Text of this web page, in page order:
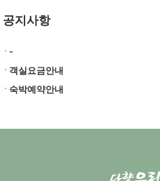
공지사항
-
객실요금안내
숙박예약안내